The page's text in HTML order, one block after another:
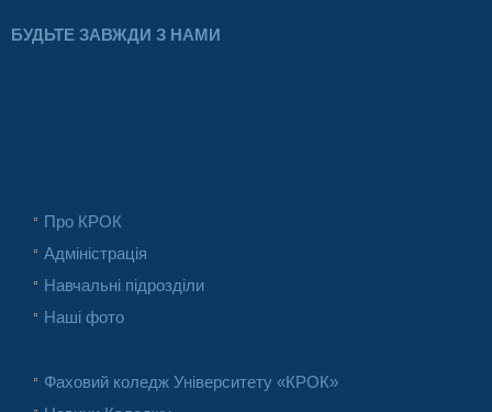
БУДЬТЕ ЗАВЖДИ З НАМИ
Про КРОК
Адміністрація
Навчальні підрозділи
Наші фото
Фаховий коледж Університету «КРОК»